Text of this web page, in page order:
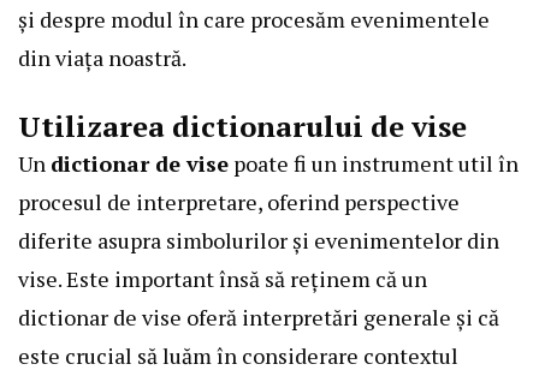
și despre modul în care procesăm evenimentele
din viața noastră.
Utilizarea dictionarului de vise
Un dictionar de vise poate fi un instrument util în
procesul de interpretare, oferind perspective
diferite asupra simbolurilor și evenimentelor din
vise. Este important însă să reținem că un
dictionar de vise oferă interpretări generale și că
este crucial să luăm în considerare contextul